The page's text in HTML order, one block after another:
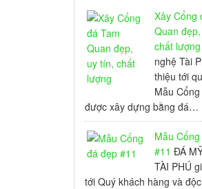
Xây Cổng
Quan
chất lượng
nghệ Tài
thiệu tới
Mẫu
được xây dựng bằng đá…
Mẫu
#11 ĐÁ
TÀI PHÚ
tới Quý khách hàng và